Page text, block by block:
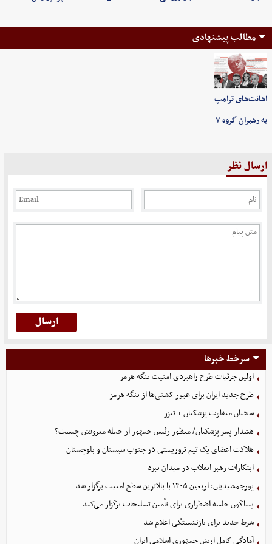
مطالب پیشنهادی
اهانت‌های ترامپ
به رهبران گروه ۷
ارسال نظر
سرخط خبرها
اولین جزئیات طرح راهبردی امنیت تنگه هرمز
طرح جدید ایران برای عبور کشتی‌ها از تنگه هرمز
سخنان متفاوت پزشکیان + تیزر
هشدار پسر پزشکیان/ منظور رئیس جمهور از جمله معروفش چیست؟
هلاکت اعضای یک تیم تروریستی در جنوب سیستان و بلوچستان
ابتکارات رهبر انقلاب در میدان نبرد
پورجمشیدیان: اربعین ۱۴۰۵ با بالاترین سطح امنیت برگزار شد
پنتاگون جلسه اضطراری برای تأمین تسلیحات برگزار می‌کند
شرط جدید برای بازنشستگی اعلام شد
آمادگی کامل ارتش جمهوری اسلامی ایران